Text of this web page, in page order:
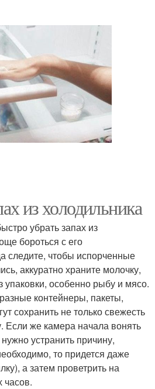
из холодильника
убрать запах из
бороться с его
следите, чтобы испорченные
аккуратно храните молочку,
упаковки, особенно рыбу и мясо.
контейнеры, пакеты,
сохранить не только свежесть
Если же камера начала вонять
устранить причину,
то придется даже
а затем проветрить на
часов.